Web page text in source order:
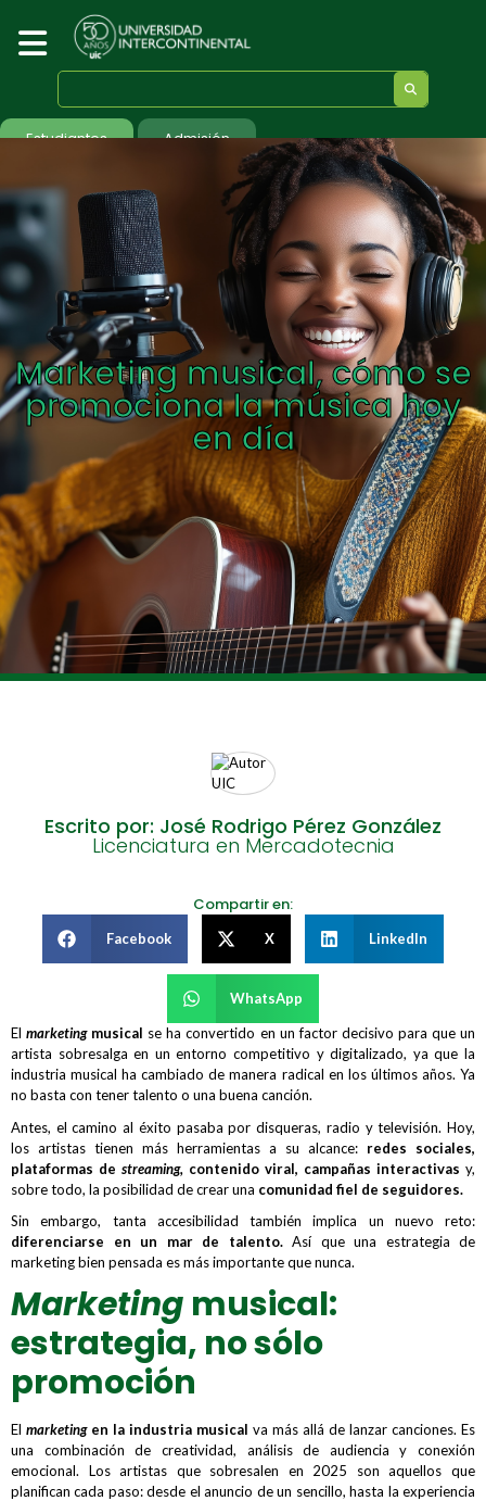
Estudiantes Admisión
Marketing musical, cómo se
promociona la música hoy
en día
Escrito por: José Rodrigo Pérez González
Licenciatura en Mercadotecnia
Compartir en:
Facebook X LinkedIn
WhatsApp
Elmarketingmusical se ha convertido en un factor decisivo para que un
artista sobresalga en un entorno competitivo y digitalizado, ya que la
industria musical ha cambiado de manera radical en los últimos años. Ya
no basta con tener talento o una buena canción.
Antes, el camino al éxito pasaba por disqueras, radio y televisión. Hoy,
los artistas tienen más herramientas a su alcance: redes sociales,
plataformas de streaming, contenido viral, campañas interactivas y,
sobre todo, la posibilidad de crear una comunidad fiel de seguidores.
Sin embargo, tanta accesibilidad también implica un nuevo reto:
diferenciarse en un mar de talento.Así que una estrategia de
marketing bien pensada es más importante que nunca.
Marketing musical:
estrategia, no sólo
promoción
El marketingen la industria musical va más allá de lanzar canciones. Es
una combinación de creatividad, análisis de audiencia y conexión
emocional. Los artistas que sobresalen en 2025 son aquellos que
planifican cada paso: desde el anuncio de un sencillo, hasta la experiencia